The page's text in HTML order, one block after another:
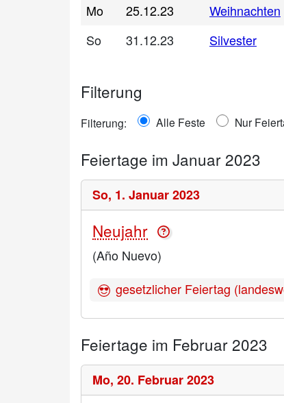
Mo
25.12.23 Weihnachten
So
31.12.23 Silvester
Filterung
Filterung: Alle Feste Nur
Feiertage im Januar 2023
So, 1. Januar 2023
Neujahr
(Año Nuevo)
gesetzlicher Feiertag
Feiertage im Februar 2023
Mo, 20. Februar 2023